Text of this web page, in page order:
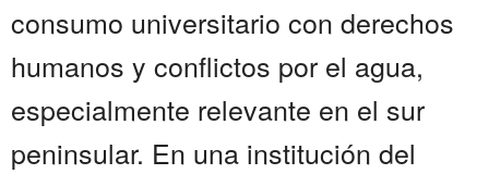
consumo universitario con derechos
humanos y conflictos por el agua,
especialmente relevante en el sur
peninsular. En una institución del